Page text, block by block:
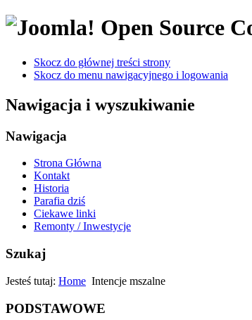
Open Source
Skocz do głównej treści strony
Skocz do menu nawigacyjnego i logowania
Nawigacja i wyszukiwanie
Nawigacja
Strona Główna
Kontakt
Historia
Parafia dziś
Ciekawe linki
Remonty / Inwestycje
Szukaj
Jesteś tutaj: Home Intencje mszalne
PODSTAWOWE